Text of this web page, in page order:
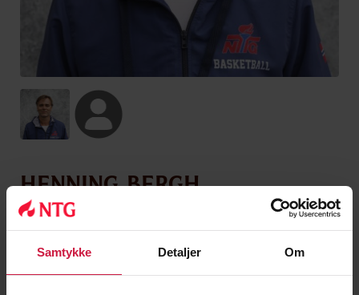
Samtykke Detaljer Om
Henning Bergh
SPORTSSJEF BASKET
Henning har vært hovedtrener for NTG Basket siden
oppstarten i 2002. Han er utdannet Topptrener ved